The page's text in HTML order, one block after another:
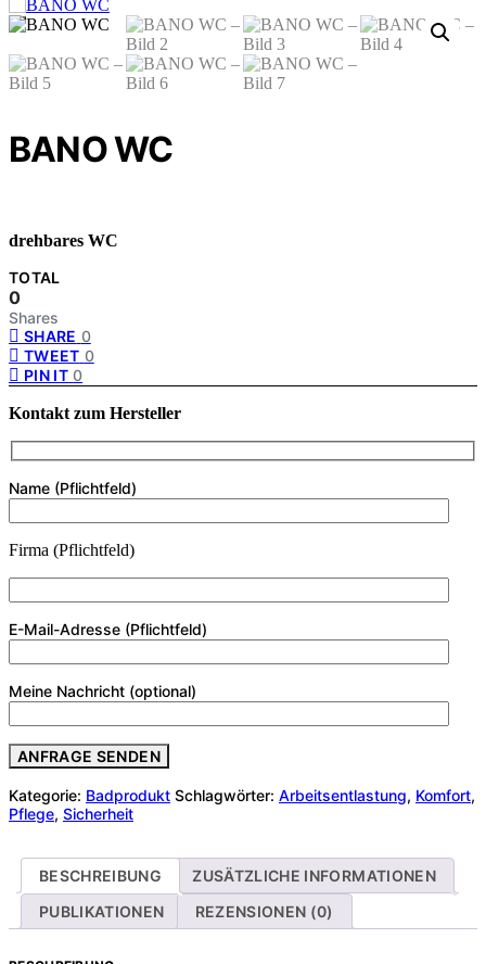
BANO WC
drehbares WC
TOTAL
0
Shares
SHARE 0
TWEET 0
PIN IT 0
Kontakt zum Hersteller
Name (Pflichtfeld)
Firma (Pflichtfeld)
E-Mail-Adresse (Pflichtfeld)
Meine Nachricht (optional)
Kategorie: Badprodukt Schlagwörter: Arbeitsentlastung, Komfort,
Pflege, Sicherheit
BESCHREIBUNG
ZUSÄTZLICHE INFORMATIONEN
PUBLIKATIONEN
REZENSIONEN (0)